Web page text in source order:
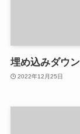
埋め込みダウ
2022年12月25日